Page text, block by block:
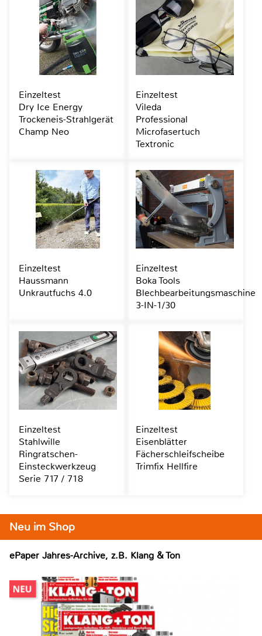
Neu im Shop
ePaper Jahres-Archive, z.B. Klang & Ton
Einzeltest
Dry Ice Energy
Trockeneis-Strahlgerät
Champ Neo
Einzeltest
Vileda
Professional
Microfasertuch
Textronic
Einzeltest
Haussmann
Unkrautfuchs 4.0
Einzeltest
Boka Tools
Blechbearbeitungsmaschine
3-IN-1/30
Einzeltest
Stahlwille
Ringratschen-
Einsteckwerkzeug
Serie 717 / 718
Einzeltest
Eisenblätter
Fächerschleifscheibe
Trimfix Hellfire